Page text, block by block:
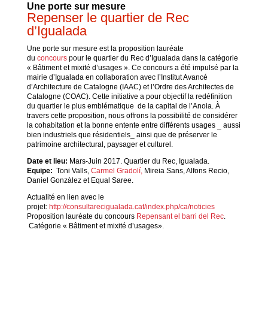
Une porte sur mesure
Repenser le quartier de Rec
d’Igualada
Une porte sur mesure est la proposition lauréate
du concourspour le quartier du Rec d’Igualada dans la catégorie
« Bâtiment et mixité d’usages ». Ce concours a été impulsé par la
mairie d’Igualada en collaboration avec l’Institut Avancé
d’Architecture de Catalogne (IAAC) et l’Ordre des Architectes de
Catalogne (COAC). Cette initiative a pour objectif la redéfinition
du quartier le plus emblématique de la capital de l’Anoia. À
travers cette proposition, nous offrons la possibilité de considérer
la cohabitation et la bonne entente entre différents usages _ aussi
bien industriels que résidentiels_ ainsi que de préserver le
patrimoine architectural, paysager et culturel.
Date et lieu: Mars-Juin 2017. Quartier du Rec, Igualada.
Equipe: Toni Valls, Carmel Gradolí, Mireia Sans, Alfons Recio,
Daniel Gonzàlez et Equal Saree.
Actualité en lien avec le
projet: http://consultarecigualada.cat/index.php/ca/noticies
Proposition lauréate du concours Repensant el barri del Rec.
Catégorie « Bâtiment et mixité d’usages».